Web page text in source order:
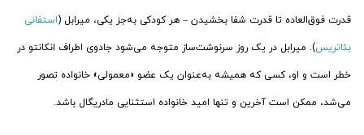
قدرت فوق‌العاده تا قدرت شفا بخشیدن – هر کودکی به‌جز یکی، میرابل (استفانی
بئاتریس). میرابل در یک روز سرنوشت‌ساز متوجه می‌شود جادوی اطراف انکانتو در
خطر است و او، کسی که همیشه به‌عنوان یک عضو «معمولی» خانواده تصور
می‌شد، ممکن است آخرین و تنها امید خانواده استثنایی مادریگال باشد.